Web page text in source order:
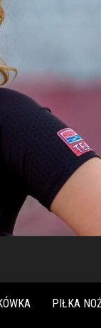
PIŁKA